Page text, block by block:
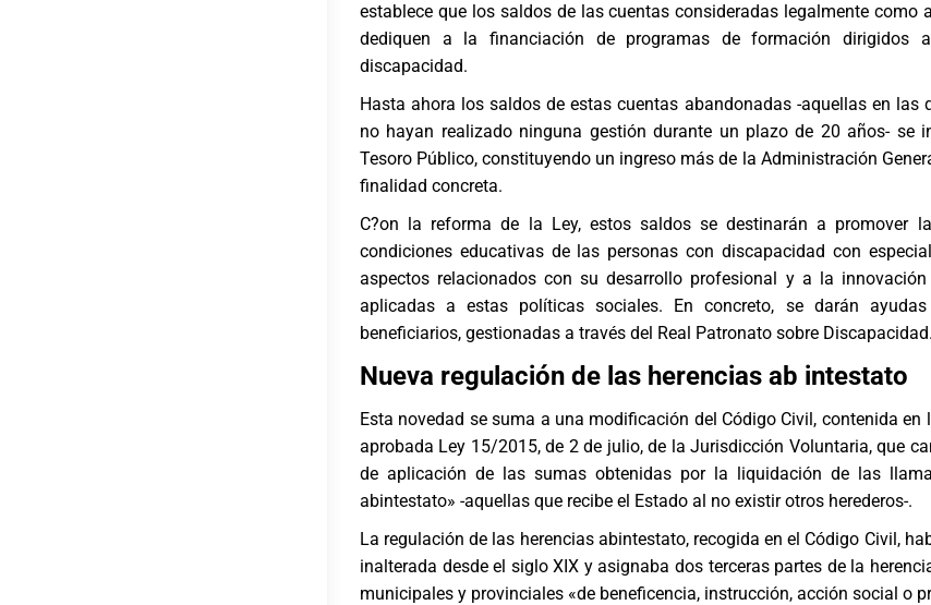
establece que los saldos de las cuentas consideradas legalmente como
dediquen a la financiación de programas de formación dirigidos
discapacidad.
Hasta ahora los saldos de estas cuentas abandonadas -aquellas en las
no hayan realizado ninguna gestión durante un plazo de 20 años- se
Tesoro Público, constituyendo un ingreso más de la Administración
finalidad concreta.
C?on la reforma de la Ley, estos saldos se destinarán a promover
condiciones educativas de las personas con discapacidad con
aspectos relacionados con su desarrollo profesional y a la
aplicadas a estas políticas sociales. En concreto, se darán
beneficiarios, gestionadas a través del Real Patronato sobre Discapacidad.
Nueva regulación de las herencias ab intestato
Esta novedad se suma a una modificación del Código Civil, contenida en
aprobada Ley 15/2015, de 2 de julio, de la Jurisdicción Voluntaria, que
de aplicación de las sumas obtenidas por la liquidación de las
abintestato» -aquellas que recibe el Estado al no existir otros herederos-.
La regulación de las herencias abintestato, recogida en el Código Civil,
inalterada desde el siglo XIX y asignaba dos terceras partes de la
municipales y provinciales «de beneficencia, instrucción, acción social o